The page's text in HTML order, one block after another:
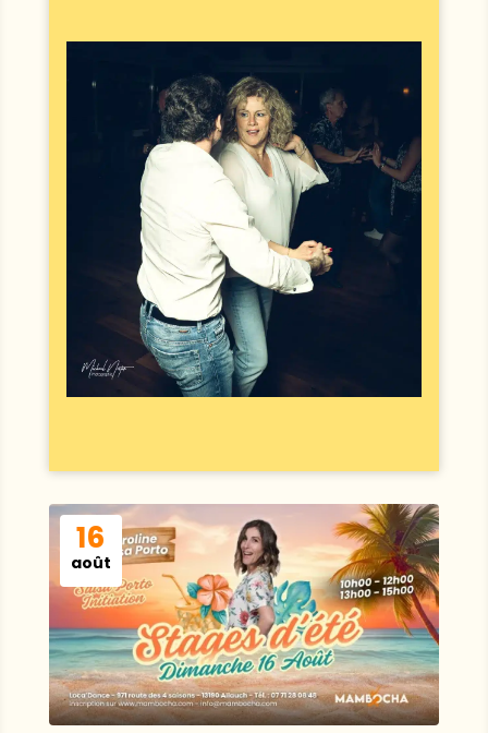
16
août